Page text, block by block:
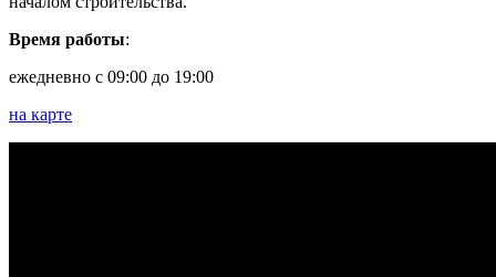
Время работы:
ежедневно с 09:00 до 19:00
на карте